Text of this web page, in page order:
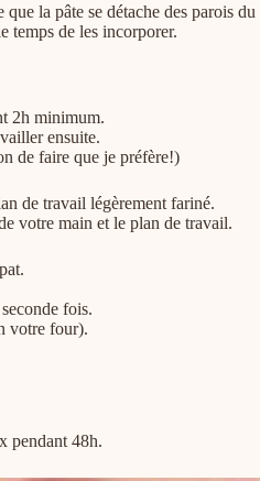
la pâte se détache des parois
temps de les incorporer.
2h minimum.
ensuite.
de faire que je préfère!)
de travail légèrement fariné.
votre main et le plan de travail.
fois.
votre four).
pendant 48h.